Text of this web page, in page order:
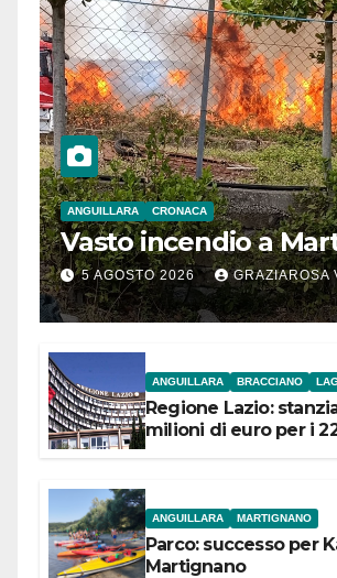
ANGUILLARA CRONACA
Vasto incendio a
5 AGOSTO 2026 GRAZIAROSA
ANGUILLARA BRACCIANO
Regione Lazio:
milioni di euro per i
ANGUILLARA MARTIGNANO
Parco: successo per
Martignano